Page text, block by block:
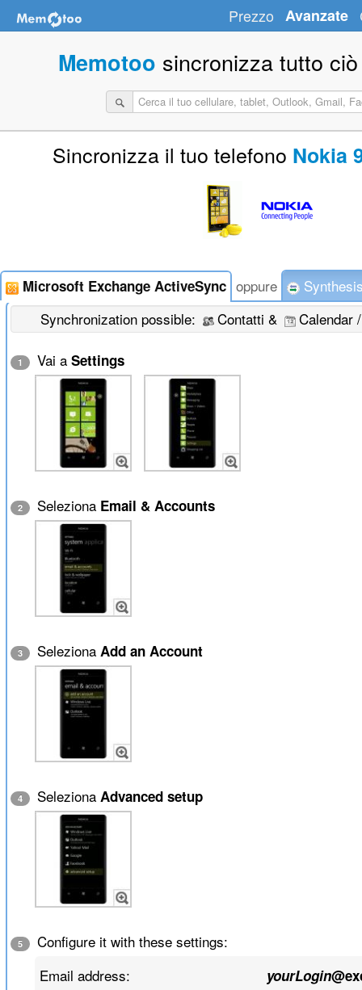
Prezzo Avanzate
Memotoo sincronizza tutto
Sincronizza il tuo telefono Nokia
Microsoft Exchange ActiveSync oppure
Synchronization possible:
Contatti & Calendar
1 Vai a Settings
2 Seleziona Email & Accounts
3 Seleziona Add an Account
4 Seleziona Advanced setup
5
Configure it with these settings:
Email address:
yourLogin